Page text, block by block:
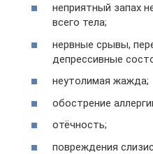
неприятный запах
всего тела;
нервные срывы,
депрессивные
неутолимая жажда;
обострение
отёчность;
повреждения